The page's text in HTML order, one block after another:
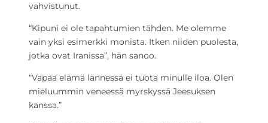
vahvistunut.
“Kipuni ei ole tapahtumien tähden. Me olemme
vain yksi esimerkki monista. Itken niiden puolesta,
jotka ovat Iranissa”, hän sanoo.
“Vapaa elämä lännessä ei tuota minulle iloa. Olen
mieluummin veneessä myrskyssä Jeesuksen
kanssa.”